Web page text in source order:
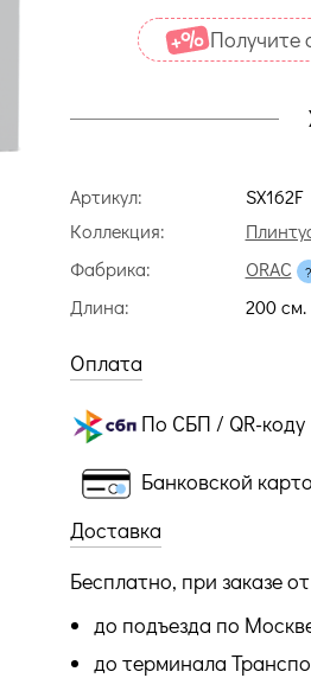
Получите
Артикул:
SX162F
Коллекция:
Фабрика:
ORAC
Длина:
200 cм.
Оплата
По СБП / QR-коду
Банковской
Доставка
Бесплатно, при заказе
до подъезда по
до терминала